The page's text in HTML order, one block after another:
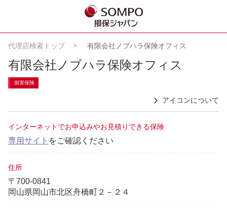
代理店検索トップ 有限会社ノブハラ保険オフィス
有限会社ノブハラ保険オフィス
損害保険
アイコンについて
インターネットでお申込みやお見積りできる保険
専用サイト をご確認ください
住所
〒700-0841
岡山県岡山市北区舟橋町２－２４